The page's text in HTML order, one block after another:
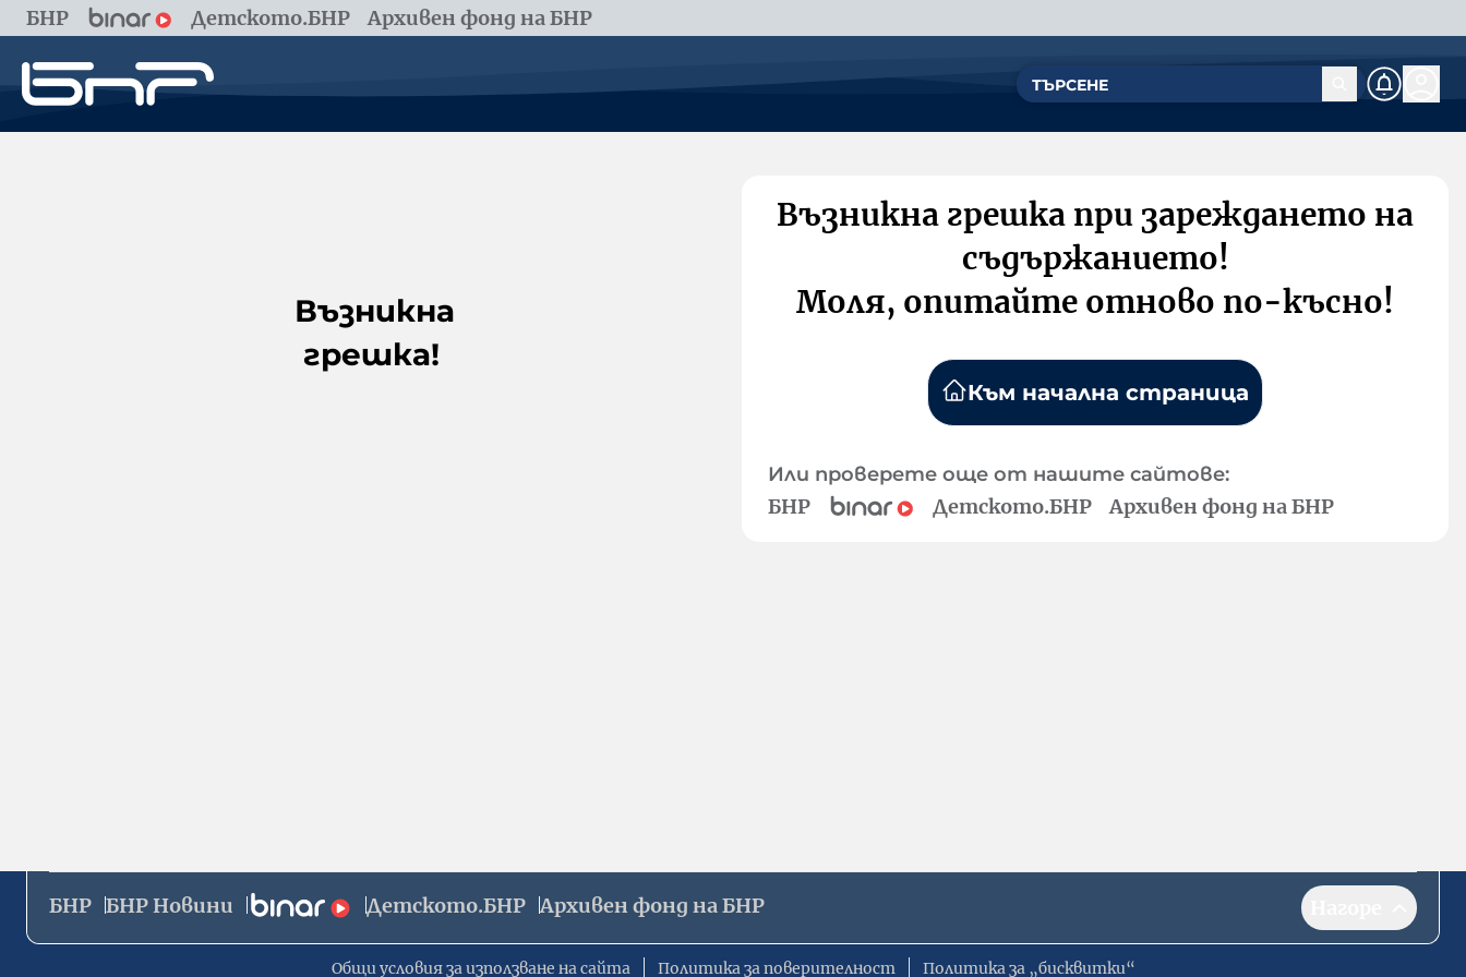
БНР Детското.БНР Архивен фонд на БНР
Възникна
грешка!
Възникна грешка при зареждането на
съдържанието!
Моля, опитайте отново по-късно!
Към начална страница
Или проверете още от нашите сайтове:
БНР Детското.БНР Архивен фонд на БНР
БНР БНР Новини Детското.БНР Архивен фонд на БНР
Общи условия за използване на сайта Политика за поверителност Политика за „бисквитки“